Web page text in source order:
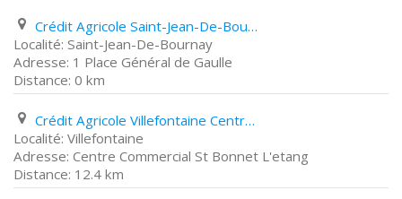
Crédit Agricole Saint-Jean-De-Bournay 1 Place Général de Gaulle
Saint-Jean-De-Bournay
1 Place Général de Gaulle
0 km
Crédit Agricole Villefontaine Centre Commercial St Bonnet L'etang
Villefontaine
Centre Commercial St Bonnet L'etang
12.4 km